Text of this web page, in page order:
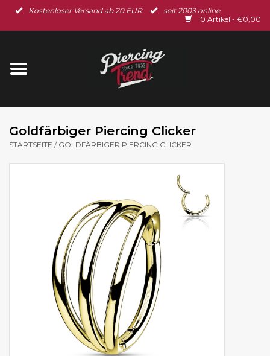
Kostenloser Versand ab 20 EUR
seit 2003 online
0 Artikel - €0,00
Startseite
Ohrschmuck
Goldfärbiger Piercing Clicker
STARTSEITE / GOLDFÄRBIGER PIERCING CLICKER